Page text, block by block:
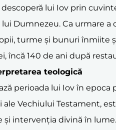
lui Iov prin
Dumnezeu. Ca urmare a
turme și bunuri înmiite
încă 140 de ani după
teologică
perioada lui Iov în epoca
ale Vechiului Testament,
intervenția divină în lume.